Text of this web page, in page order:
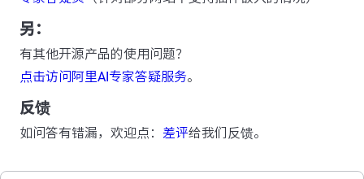
另：
有其他开源产品的使用问题？
点击访问阿里AI专家答疑服务。
反馈
如问答有错漏，欢迎点： 差评给我们反馈。